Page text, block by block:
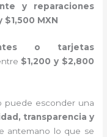
y reparaciones
$1,500 MXN
o tarjetas
$1,200 y $2,800
puede esconder una
transparencia y
antemano lo que se